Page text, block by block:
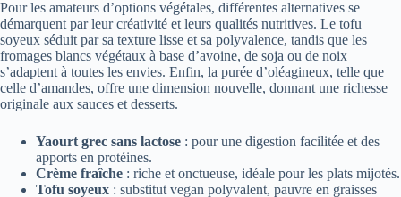
Pour les amateurs d’options végétales, différentes alternatives se
démarquent par leur créativité et leurs qualités nutritives. Le tofu
soyeux séduit par sa texture lisse et sa polyvalence, tandis que les
fromages blancs végétaux à base d’avoine, de soja ou de noix
s’adaptent à toutes les envies. Enfin, la purée d’oléagineux, telle que
celle d’amandes, offre une dimension nouvelle, donnant une richesse
originale aux sauces et desserts.
Yaourt grec sans lactose : pour une digestion facilitée et des
apports en protéines.
Crème fraîche : riche et onctueuse, idéale pour les plats mijotés.
Tofu soyeux : substitut vegan polyvalent, pauvre en graisses